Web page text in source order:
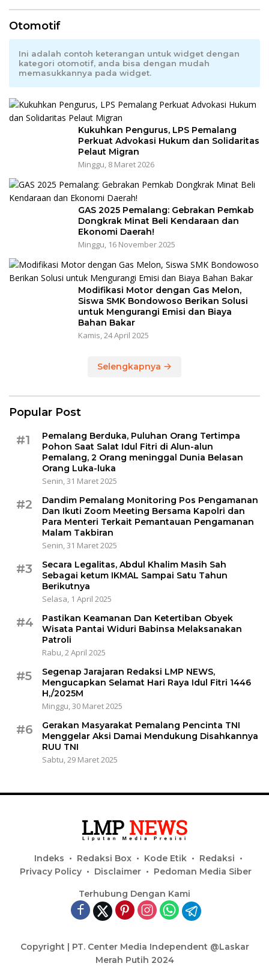
Otomotif
Ini adalah contoh keterangan untuk widget dengan
kategori otomotif, anda bisa dengan mudah
memasukkannya pada widget.
Kukuhkan Pengurus, LPS Pemalang
Perkuat Advokasi Hukum dan Solidaritas
Pelaut Migran
Minggu, 8 Maret 2026
GAS 2025 Pemalang: Gebrakan Pemkab
Dongkrak Minat Beli Kendaraan dan
Ekonomi Daerah!
Minggu, 16 November 2025
Modifikasi Motor dengan Gas Melon,
Siswa SMK Bondowoso Berikan Solusi
untuk Mengurangi Emisi dan Biaya
Bahan Bakar
Kamis, 24 April 2025
Selengkapnya
Popular Post
#1
Pemalang Berduka, Puluhan Orang Tertimpa
Pohon Saat Salat Idul Fitri di Alun-alun
Pemalang, 2 Orang meninggal Dunia Belasan
Orang Luka-luka
Senin, 31 Maret 2025
#2
Dandim Pemalang Monitoring Pos Pengamanan
Dan Ikuti Zoom Meeting Bersama Kapolri dan
Para Menteri Terkait Pemantauan Pengamanan
Malam Takbiran
Senin, 31 Maret 2025
#3
Secara Legalitas, Abdul Khalim Masih Sah
Sebagai ketum IKMAL Sampai Satu Tahun
Berikutnya
Selasa, 1 April 2025
#4
Pastikan Keamanan Dan Ketertiban Obyek
Wisata Pantai Widuri Babinsa Melaksanakan
Patroli
Rabu, 2 April 2025
#5
Segenap Jarajaran Redaksi LMP NEWS,
Mengucapkan Selamat Hari Raya Idul Fitri 1446
H,/2025M
Minggu, 30 Maret 2025
#6
Gerakan Masyarakat Pemalang Pencinta TNI
Menggelar Aksi Damai Mendukung Disahkannya
RUU TNI
Sabtu, 29 Maret 2025
Indeks Redaksi Box Kode Etik
Redaksi
Privacy Policy
Disclaimer Pedoman Media Siber
Terhubung Dengan Kami
Copyright | PT. Center Media Independent @Laskar
Merah Putih 2024